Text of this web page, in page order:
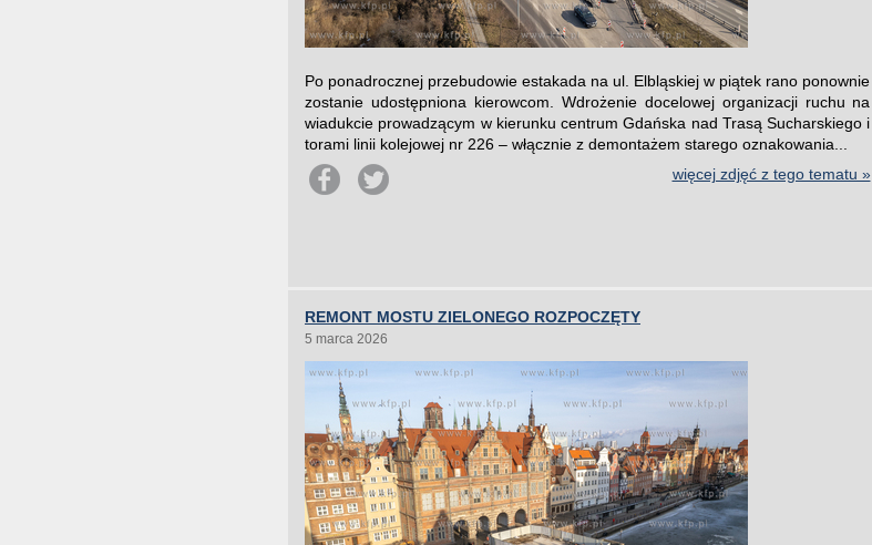
Po ponadrocznej przebudowie estakada na ul. Elbląskiej w piątek rano ponownie
zostanie udostępniona kierowcom. Wdrożenie docelowej organizacji ruchu na
wiadukcie prowadzącym w kierunku centrum Gdańska nad Trasą Sucharskiego i
torami linii kolejowej nr 226 – włącznie z demontażem starego oznakowania...
więcej zdjęć z tego tematu »
REMONT MOSTU ZIELONEGO ROZPOCZĘTY
5 marca 2026